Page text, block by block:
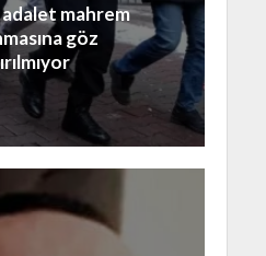
adalet mahrem
göz